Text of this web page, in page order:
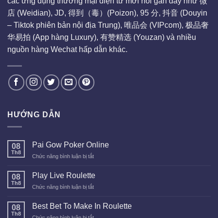
店 (Weidian), JD, 得到（毒）(Poizon), 95 分, 抖音 (Douyin
– Tiktok phiên bản nội địa Trung), 唯品会 (VIPcom), 极品奢
华易拍 (App hàng Luxury), 有赞精选 (Youzan) và nhiều
nguồn hàng Wechat hấp dẫn khác.
HƯỚNG DẪN
08
Th8
Pai Gow Poker Online
Chức năng bình luận bị tắtở
Online
08
Th8
Play Live Roulette
Chức năng bình luận bị tắtở
Live
08
Th8
Best Bet To Make In Roulette